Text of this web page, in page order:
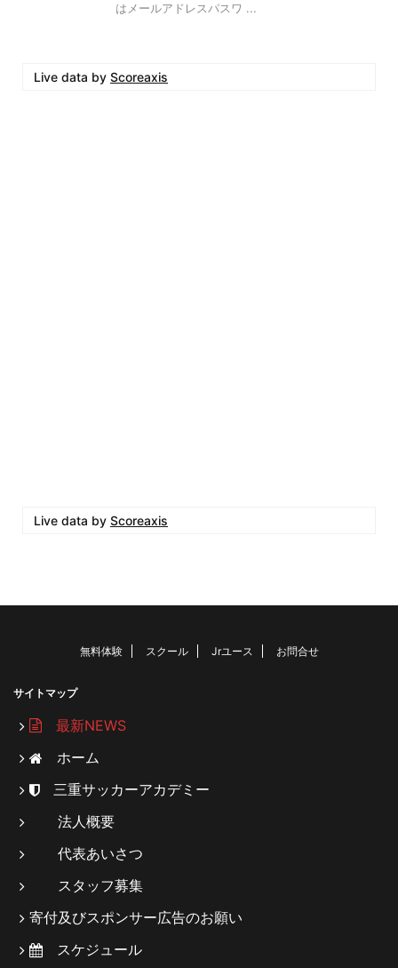
はメールアドレスパスワ ...
Live data by Scoreaxis
Live data by Scoreaxis
無料体験 スクール Jrユース お問合せ
サイトマップ
最新NEWS
ホーム
三重サッカーアカデミー
法人概要
代表あいさつ
スタッフ募集
寄付及びスポンサー広告のお願い
スケジュール